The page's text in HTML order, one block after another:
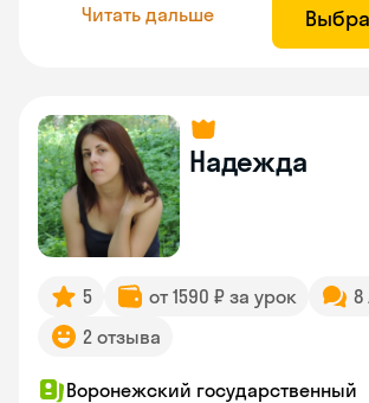
Читать дальше
Надежда
5 от 1590 ₽ за урок
8
2 отзыва
Воронежский государственный